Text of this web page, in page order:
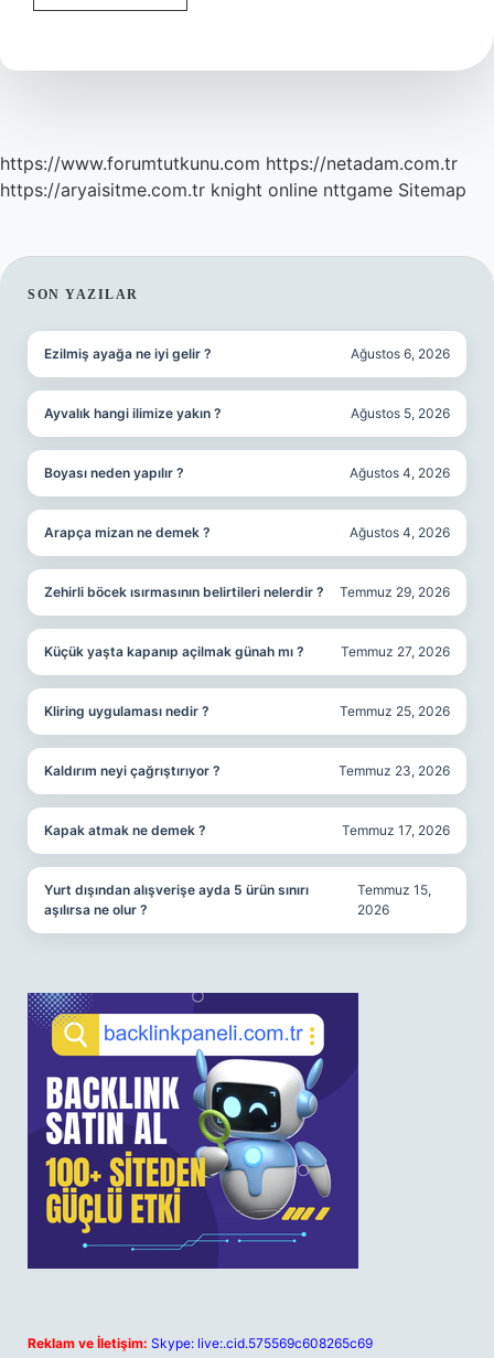
Coğrafi
https://www.forumtutkunu.com https://netadam.com.tr
https://aryaisitme.com.tr knight online nttgame Sitemap
SIDEBAR
SON YAZILAR
Ezilmiş ayağa ne iyi gelir ? Ağustos 6, 2026
Ayvalık hangi ilimize yakın ? Ağustos 5, 2026
Boyası neden yapılır ? Ağustos 4, 2026
Arapça mizan ne demek ? Ağustos 4, 2026
Zehirli böcek ısırmasının belirtileri nelerdir ? Temmuz 29, 2026
Küçük yaşta kapanıp açilmak günah mı ? Temmuz 27, 2026
Kliring uygulaması nedir ? Temmuz 25, 2026
Kaldırım neyi çağrıştırıyor ? Temmuz 23, 2026
Kapak atmak ne demek ? Temmuz 17, 2026
Yurt dışından alışverişe ayda 5 ürün sınırı
aşılırsa ne olur ?
Temmuz 15,
2026
Reklam ve İletişim: Skype: live:.cid.575569c608265c69